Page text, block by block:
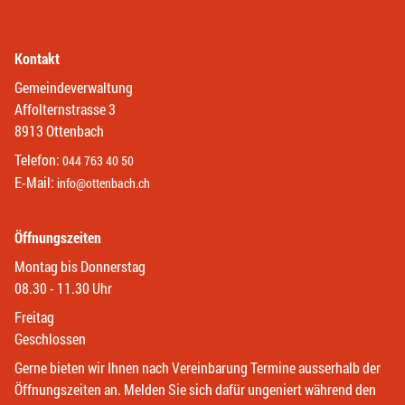
Kontakt
Gemeindeverwaltung
Affolternstrasse 3
8913 Ottenbach
Telefon: 044 763 40 50
E-Mail: info@ottenbach.ch
Öffnungszeiten
Montag bis Donnerstag
08.30 - 11.30 Uhr
Freitag
Geschlossen
Gerne bieten wir Ihnen nach Vereinbarung Termine ausserhalb der
Öffnungszeiten an. Melden Sie sich dafür ungeniert während den